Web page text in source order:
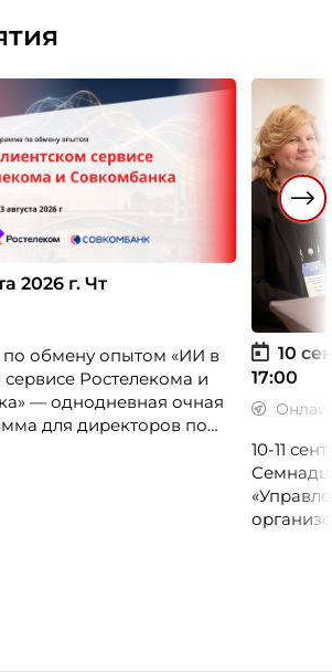
2026 г. Чт
обмену опытом «ИИ в
Ростелекома и
— однодневная очная
для директоров по
10
17:00
10-11